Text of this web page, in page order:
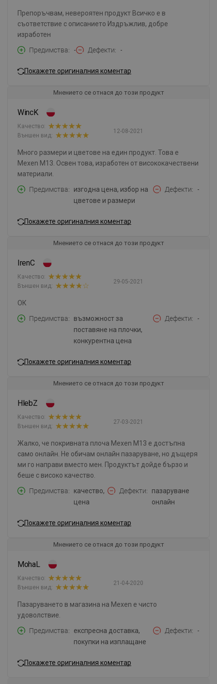
Препоръчвам, невероятен продукт Всичко е в
съответствие с описанието Издръжлив, добре
изработен
Предимства
- Дефекти -
Покажете оригиналния коментар
Мнението се отнася до този продукт
WincK
12-08-2021
Качество:
Външен вид:
Много размери и цветове на един продукт. Това е
Mexen M13. Освен това, изработен от висококачествени
материали.
Предимства
изгодна цена, избор на
цветове и размери
Дефекти -
Покажете оригиналния коментар
Мнението се отнася до този продукт
IrenC
29-05-2021
Качество:
Външен вид:
ОК
Предимства
възможност за
поставяне на плочки,
конкурентна цена
Дефекти -
Покажете оригиналния коментар
Мнението се отнася до този продукт
HlebZ
27-03-2021
Качество:
Външен вид:
Жалко, че покривната плоча Mexen M13 е достъпна
само онлайн. Не обичам онлайн пазаруване, но дъщеря
ми го направи вместо мен. Продуктът дойде бързо и
беше с високо качество.
Предимства
качество,
цена
Дефекти
пазаруване
онлайн
Покажете оригиналния коментар
Мнението се отнася до този продукт
MohaL
21-04-2020
Качество:
Външен вид:
Пазаруването в магазина на Mexen е чисто
удоволствие.
Предимства
експресна доставка,
покупки на изплащане
Дефекти -
Покажете оригиналния коментар